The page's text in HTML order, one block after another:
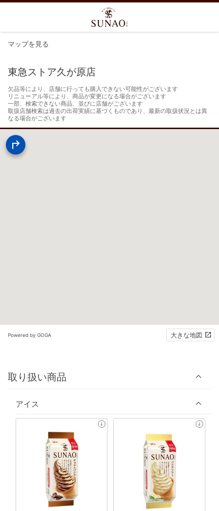
マップを見る
東急ストア久が原店
欠品等により、店舗に行っても購入できない可能性がございます
リニューアル等により、商品が変更になる場合がございます
一部、検索できない商品、並びに店舗がございます
取扱店舗検索は過去の出荷実績に基づくものであり、最新の取扱状況とは異
なる場合がございます
Powered by GOGA 大きな地図
取り扱い商品
アイス